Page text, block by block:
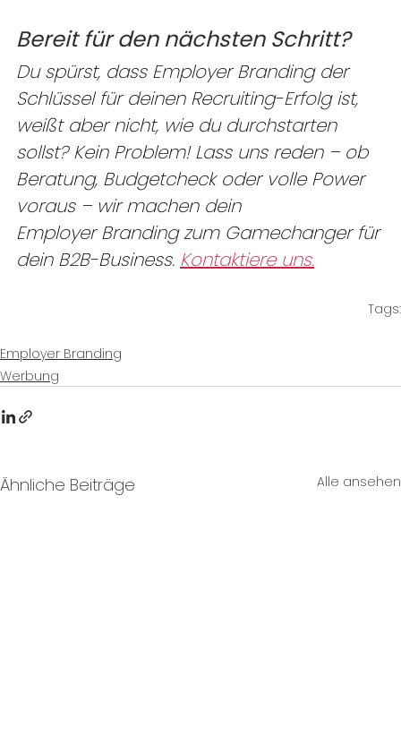
Bereit für den nächsten Schritt?
Du spürst, dass Employer Branding der
Schlüssel für deinen Recruiting-Erfolg ist,
weißt aber nicht, wie du durchstarten
sollst? Kein Problem! Lass uns reden – ob
Beratung, Budgetcheck oder volle Power
voraus – wir machen dein
Employer Branding zum Gamechanger für
dein B2B-Business. Kontaktiere uns.
Tags:
Employer Branding
Werbung
Ähnliche Beiträge Alle ansehen